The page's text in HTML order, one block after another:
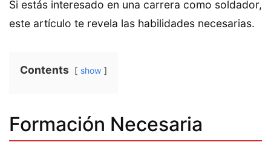
Si estás interesado en una carrera como soldador,
este artículo te revela las habilidades necesarias.
Contents show
Formación Necesaria